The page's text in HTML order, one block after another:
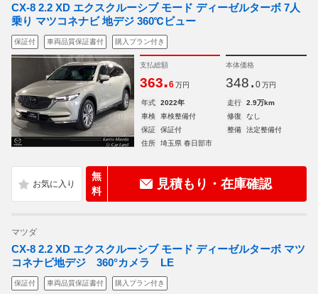
CX-8 2.2 XD エクスクルーシブ モード ディーゼルターボ 7人
乗り マツコネナビ 地デジ 360℃ビュー
保証付 車両品質保証書付 購入プラン付き
支払総額
363.6 万円
本体価格
348. 0 万円
年式 2022年 走行
2.9万km
車検
車検整備付 修復
なし
保証
保証付 整備
法定整備付
住所
埼玉県 春日部市
無
料
見積もり・在庫確認
マツダ
CX-8 2.2 XD エクスクルーシブ モード ディーゼルターボ マツ
コネナビ地デジ 360°カメラ LE
保証付 車両品質保証書付 購入プラン付き